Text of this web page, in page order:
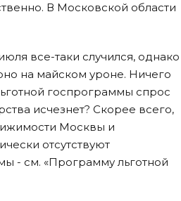
В Московской области
все-таки случился, однако
на майском уроне. Ничего
госпрограммы спрос
исчезнет? Скорее всего,
Москвы и
отсутствуют
- см. «Программу льготной